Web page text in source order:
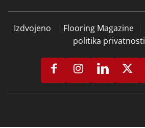
Izdvojeno Flooring Magazine
politika privatnosti